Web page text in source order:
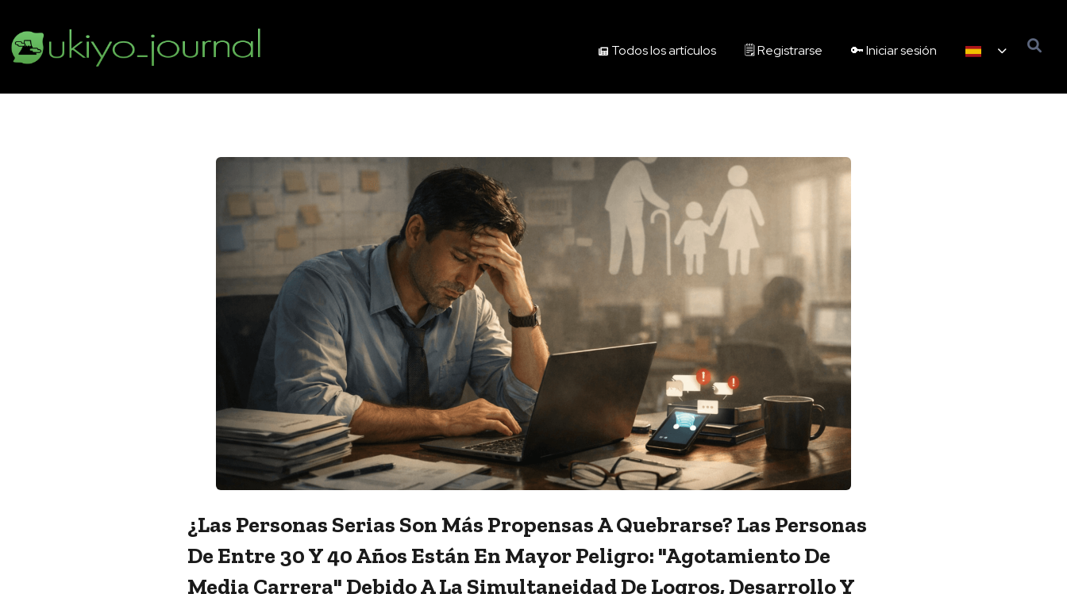
Todos los artículos 🗒️ Registrarse 🔑 Iniciar sesión
¿Las Personas Serias Son Más Propensas A Quebrarse? Las Personas
De Entre 30 Y 40 Años Están En Mayor Peligro: "agotamiento De
Media Carrera" Debido A La Simultaneidad De Logros, Desarrollo Y